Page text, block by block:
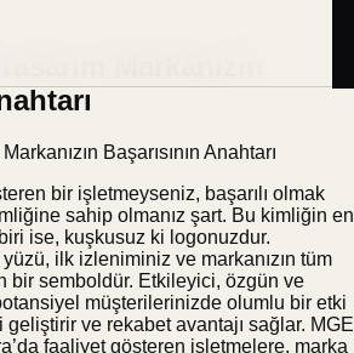
Markanızın
Başarısının Anahtarı
bir işletmeyseniz, başarılı olmak
sahip olmanız şart. Bu kimliğin en
ise, kuşkusuz ki logonuzdur.
ilk izleniminiz ve markanızın tüm
bir semboldür. Etkileyici, özgün ve
müşterilerinizde olumlu bir etki
geliştirir ve rekabet avantajı sağlar. MGE
faaliyet gösteren işletmelere, marka